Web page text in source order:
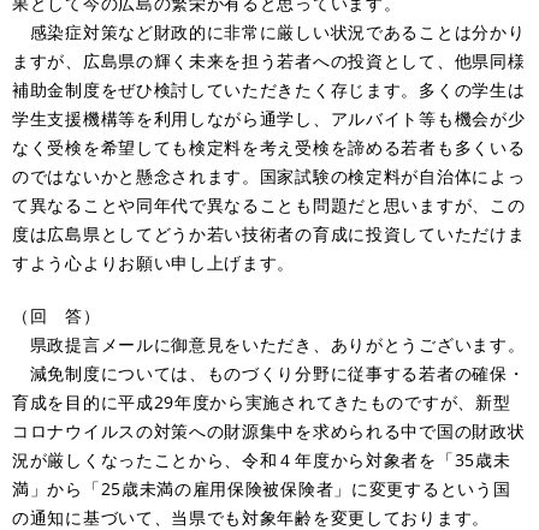
感染症対策など財政的に非常に厳しい状況であることは分かり
ますが、広島県の輝く未来を担う若者への投資として、他県同様
補助金制度をぜひ検討していただきたく存じます。多くの学生は
学生支援機構等を利用しながら通学し、アルバイト等も機会が少
なく受検を希望しても検定料を考え受検を諦める若者も多くいる
のではないかと懸念されます。国家試験の検定料が自治体によっ
て異なることや同年代で異なることも問題だと思いますが、この
度は広島県としてどうか若い技術者の育成に投資していただけま
すよう心よりお願い申し上げます。
（回 答）
県政提言メールに御意見をいただき、ありがとうございます。
減免制度については、ものづくり分野に従事する若者の確保・
育成を目的に平成29年度から実施されてきたものですが、新型
コロナウイルスの対策への財源集中を求められる中で国の財政状
況が厳しくなったことから、令和４年度から対象者を「35歳未
満」から「25歳未満の雇用保険被保険者」に変更するという国
の通知に基づいて、当県でも対象年齢を変更しております。